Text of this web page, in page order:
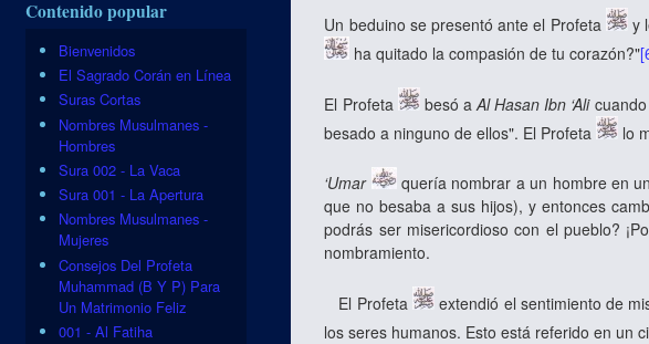
Un beduino se presentó ante el Profeta
y
ha quitado la compasión de tu corazón?"
El Profeta besó aAl Hasan Ibn ‘Ali
besado a ninguno de ellos". El Profeta
lo
‘Umar quería nombrar a un hombre en
que no besaba a sus hijos), y entonces
podrás ser misericordioso con el pueblo?
nombramiento.
El Profeta
extendió el sentimiento de
los seres humanos. Esto está referido en un
Contenido popular
Bienvenidos
El Sagrado Corán en Línea
Suras Cortas
Nombres Musulmanes -
Hombres
Sura 002 - La Vaca
Sura 001 - La Apertura
Nombres Musulmanes -
Mujeres
Consejos Del Profeta
Muhammad (B Y P) Para
Un Matrimonio Feliz
001 - Al Fatiha